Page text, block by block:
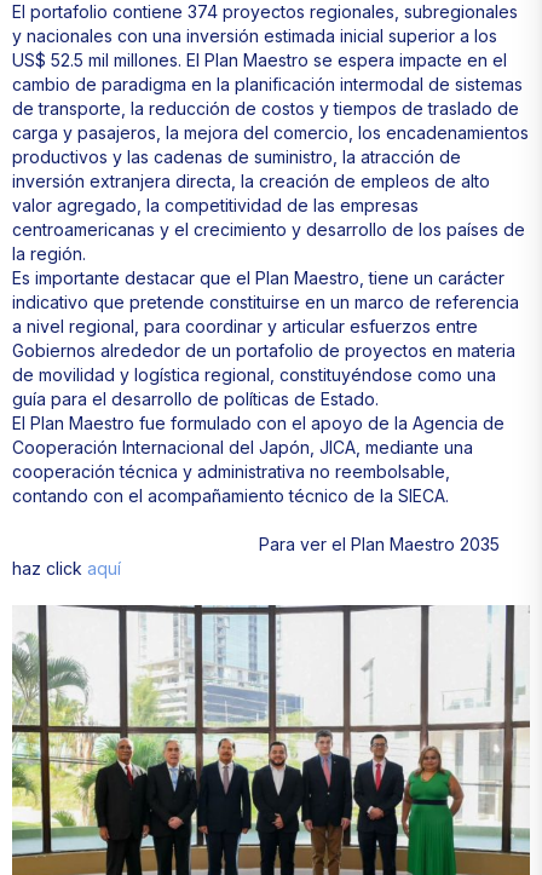
El portafolio contiene 374 proyectos regionales, subregionales
y nacionales con una inversión estimada inicial superior a los
US$ 52.5 mil millones. El Plan Maestro se espera impacte en el
cambio de paradigma en la planificación intermodal de sistemas
de transporte, la reducción de costos y tiempos de traslado de
carga y pasajeros, la mejora del comercio, los encadenamientos
productivos y las cadenas de suministro, la atracción de
inversión extranjera directa, la creación de empleos de alto
valor agregado, la competitividad de las empresas
centroamericanas y el crecimiento y desarrollo de los países de
la región.
Es importante destacar que el Plan Maestro, tiene un carácter
indicativo que pretende constituirse en un marco de referencia
a nivel regional, para coordinar y articular esfuerzos entre
Gobiernos alrededor de un portafolio de proyectos en materia
de movilidad y logística regional, constituyéndose como una
guía para el desarrollo de políticas de Estado.
El Plan Maestro fue formulado con el apoyo de la Agencia de
Cooperación Internacional del Japón, JICA, mediante una
cooperación técnica y administrativa no reembolsable,
contando con el acompañamiento técnico de la SIECA.
Para ver el Plan Maestro 2035
haz click aquí